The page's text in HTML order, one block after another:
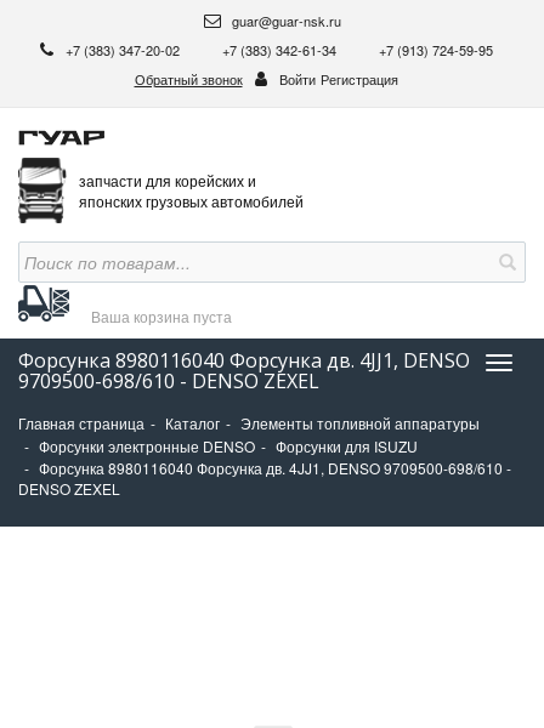
guar@guar-nsk.ru
+7 (383) 347-20-02
+7 (383) 342-61-34
+7 (913) 724-59-95
Обратный звонок
Войти Регистрация
запчасти для корейских и
японских грузовых автомобилей
Ваша корзина пуста
Форсунка 8980116040 Форсунка дв. 4JJ1, DENSO
9709500-698/610 - DENSO ZEXEL
Главная страница Каталог
Элементы топливной аппаратуры
Форсунки электронные DENSO
Форсунки для ISUZU
Форсунка 8980116040 Форсунка дв. 4JJ1, DENSO 9709500-698/610 -
DENSO ZEXEL